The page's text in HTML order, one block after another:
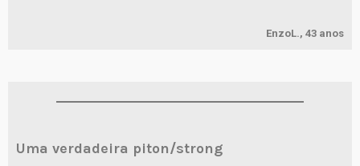
EnzoL., 43 anos
Uma verdadeira piton/strong